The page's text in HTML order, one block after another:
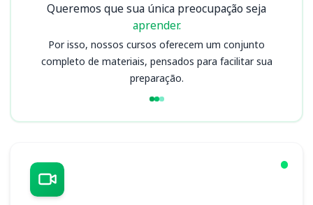
Queremos que sua única preocupação seja
aprender.
Por isso, nossos cursos oferecem um conjunto
completo de materiais, pensados para facilitar sua
preparação.